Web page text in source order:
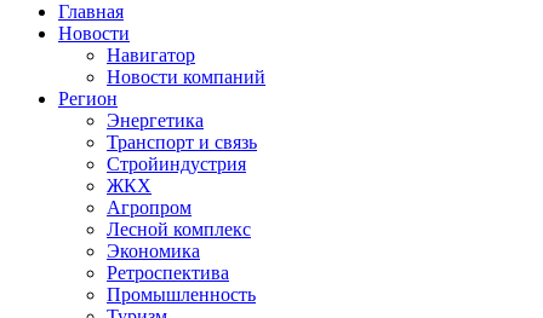
Главная
Новости
Навигатор
Новости компаний
Регион
Энергетика
Транспорт и связь
Стройиндустрия
ЖКХ
Агропром
Лесной комплекс
Экономика
Ретроспектива
Промышленность